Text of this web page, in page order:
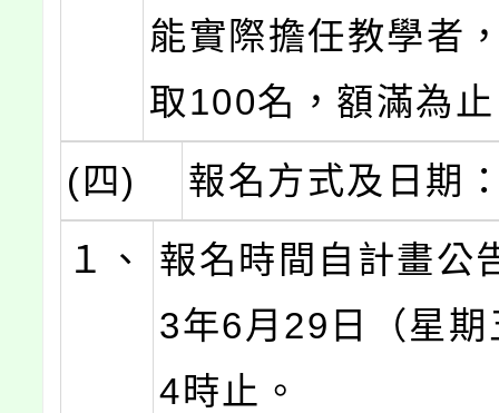
能實際擔任教學者
取100名，額滿為
(四)
報名方式及日期
１、
報名時間自計畫公
3年6月29日（星期
4時止。